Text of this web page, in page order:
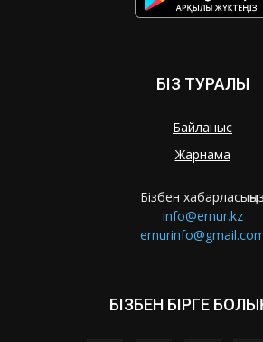
БІЗ ТУРАЛЫ
Байланыс
Жарнама
Бізбен хабарласыңыз
info@ernur.kz
БІЗБЕН БІРГЕ